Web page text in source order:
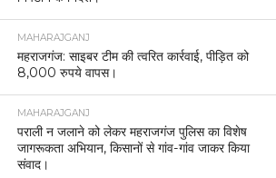
MAHARAJGANJ
महराजगंज: साइबर टीम की त्वरित कार्रवाई, पीड़ित को
8,000 रुपये वापस।
MAHARAJGANJ
पराली न जलाने को लेकर महराजगंज पुलिस का विशेष
जागरूकता अभियान, किसानों से गांव-गांव जाकर किया
संवाद।